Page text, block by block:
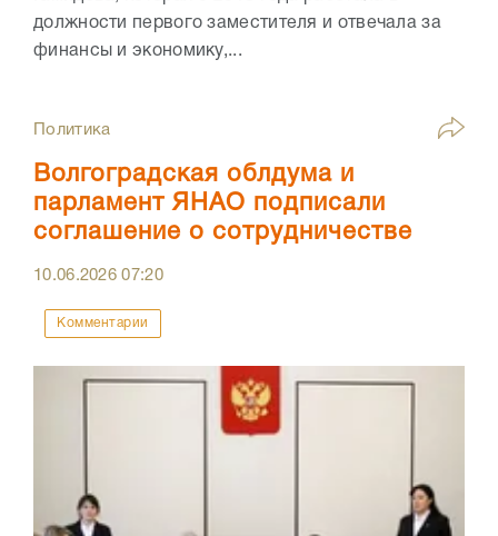
должности первого заместителя и отвечала за
финансы и экономику,...
Политика
Волгоградская облдума и
парламент ЯНАО подписали
соглашение о сотрудничестве
10.06.202607:20
Комментарии